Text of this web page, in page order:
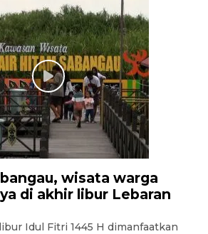
wisata warga
di akhir libur Lebaran
Idul Fitri 1445 H dimanfaatkan